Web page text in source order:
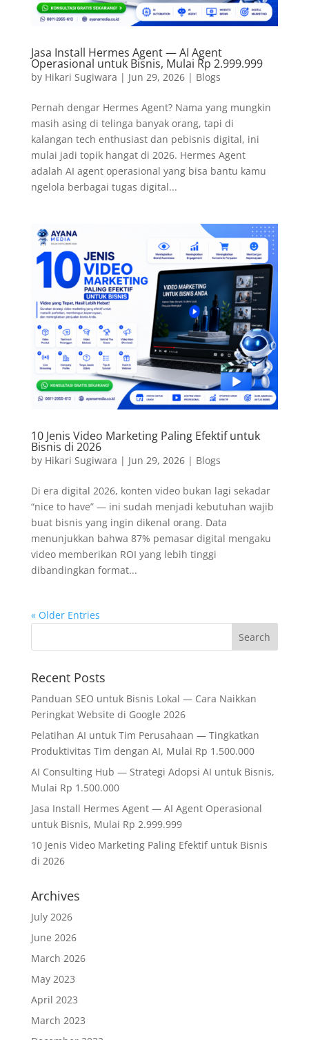
Jasa Install Hermes Agent — AI Agent
Operasional untuk Bisnis, Mulai Rp 2.999.999
by Hikari Sugiwara | Jun 29, 2026| Blogs
Pernah dengar Hermes Agent? Nama yang mungkin
masih asing di telinga banyak orang, tapi di
kalangan tech enthusiast dan pebisnis digital, ini
mulai jadi topik hangat di 2026. Hermes Agent
adalah AI agent operasional yang bisa bantu kamu
ngelola berbagai tugas digital...
10 Jenis Video Marketing Paling Efektif untuk
Bisnis di 2026
by Hikari Sugiwara | Jun 29, 2026| Blogs
Di era digital 2026, konten video bukan lagi sekadar
“nice to have” — ini sudah menjadi kebutuhan wajib
buat bisnis yang ingin dikenal orang. Data
menunjukkan bahwa 87% pemasar digital mengaku
video memberikan ROI yang lebih tinggi
dibandingkan format...
« Older Entries
Recent Posts
Panduan SEO untuk Bisnis Lokal — Cara Naikkan
Peringkat Website di Google 2026
Pelatihan AI untuk Tim Perusahaan — Tingkatkan
Produktivitas Tim dengan AI, Mulai Rp 1.500.000
AI Consulting Hub — Strategi Adopsi AI untuk Bisnis,
Mulai Rp 1.500.000
Jasa Install Hermes Agent — AI Agent Operasional
untuk Bisnis, Mulai Rp 2.999.999
10 Jenis Video Marketing Paling Efektif untuk Bisnis
di 2026
Archives
July 2026
June 2026
March 2026
May 2023
April 2023
March 2023